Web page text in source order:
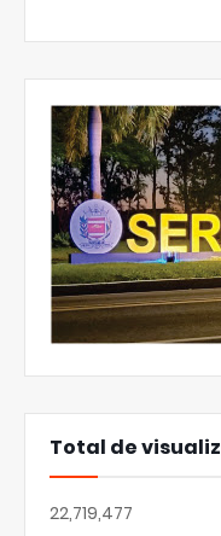
Total de
22,719,477